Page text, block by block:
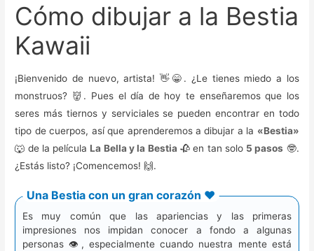
Cómo dibujar a la Bestia
Kawaii
¡Bienvenido de nuevo, artista! 👋😁. ¿Le tienes miedo a los
monstruos? 👹. Pues el día de hoy te enseñaremos que los
seres más tiernos y serviciales se pueden encontrar en todo
tipo de cuerpos, así que aprenderemos a dibujar a la «Bestia»
🐺 de la película La Bella y la Bestia 🥀 en tan solo 5 pasos 🤓.
¿Estás listo? ¡Comencemos! 🙌.
Una Bestia con un gran corazón ❤️️
Es muy común que las apariencias y las primeras
impresiones nos impidan conocer a fondo a algunas
personas 👁️, especialmente cuando nuestra mente está